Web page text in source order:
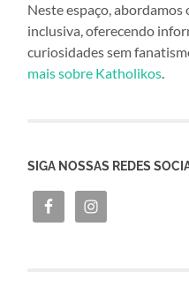
Neste espaço,
inclusiva, oferecendo
curiosidades sem
mais sobre Katholikos
SIGA NOSSAS REDES